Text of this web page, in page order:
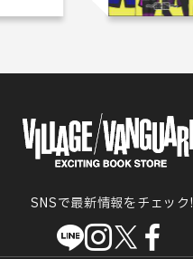
SNSで最新情報をチェック!